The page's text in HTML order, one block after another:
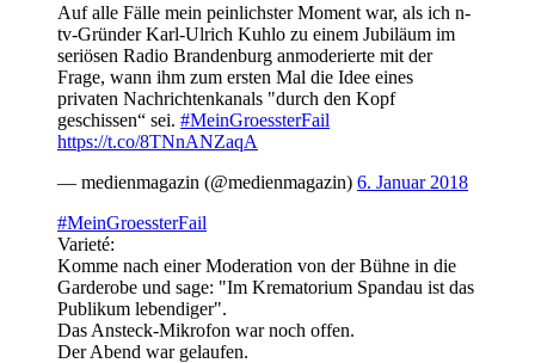
Auf alle Fälle mein peinlichster Moment war, als ich n-
tv-Gründer Karl-Ulrich Kuhlo zu einem Jubiläum im
seriösen Radio Brandenburg anmoderierte mit der
Frage, wann ihm zum ersten Mal die Idee eines
privaten Nachrichtenkanals "durch den Kopf
geschissen“ sei. #MeinGroessterFail
https://t.co/8TNnANZaqA
— medienmagazin (@medienmagazin) 6. Januar 2018
#MeinGroessterFail
Varieté:
Komme nach einer Moderation von der Bühne in die
Garderobe und sage: "Im Krematorium Spandau ist das
Publikum lebendiger".
Das Ansteck-Mikrofon war noch offen.
Der Abend war gelaufen.